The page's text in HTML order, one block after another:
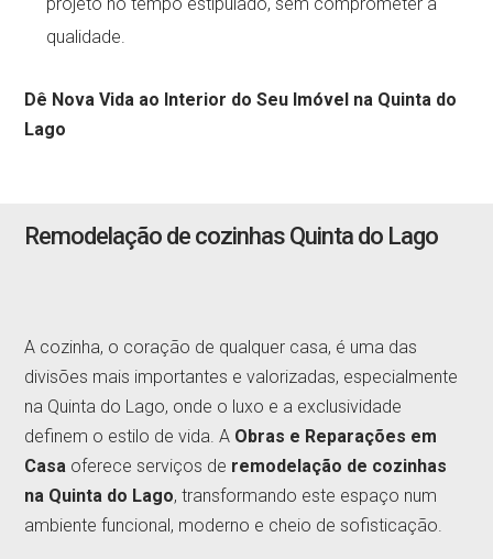
qualidade.
Dê Nova Vida ao Interior do Seu Imóvel na Quinta do
Lago
Remodelação de cozinhas Quinta do Lago
A cozinha, o coração de qualquer casa, é uma das
divisões mais importantes e valorizadas, especialmente
na Quinta do Lago, onde o luxo e a exclusividade
definem o estilo de vida. A Obras e Reparações em
Casa oferece serviços de remodelação de cozinhas
na Quinta do Lago, transformando este espaço num
ambiente funcional, moderno e cheio de sofisticação.